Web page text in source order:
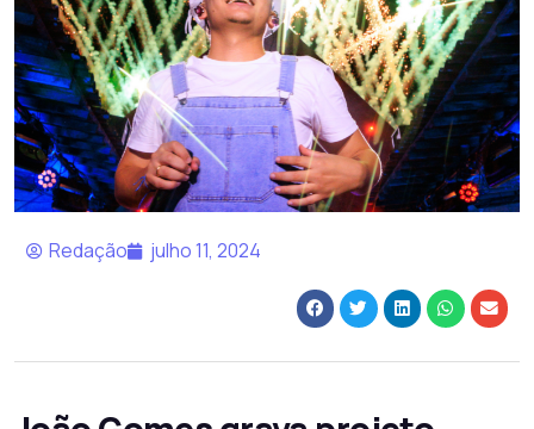
Redação julho 11, 2024